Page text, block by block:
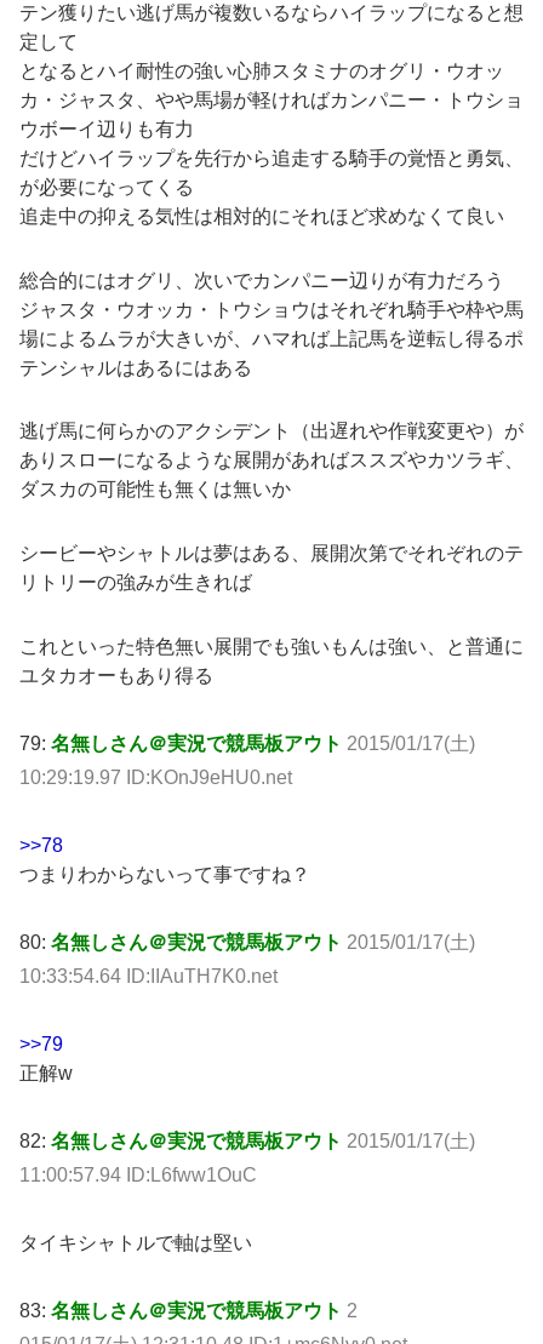
テン獲りたい逃げ馬が複数いるならハイラップになると想
定して
となるとハイ耐性の強い心肺スタミナのオグリ・ウオッ
カ・ジャスタ、やや馬場が軽ければカンパニー・トウショ
ウボーイ辺りも有力
だけどハイラップを先行から追走する騎手の覚悟と勇気、
が必要になってくる
追走中の抑える気性は相対的にそれほど求めなくて良い
総合的にはオグリ、次いでカンパニー辺りが有力だろう
ジャスタ・ウオッカ・トウショウはそれぞれ騎手や枠や馬
場によるムラが大きいが、ハマれば上記馬を逆転し得るポ
テンシャルはあるにはある
逃げ馬に何らかのアクシデント（出遅れや作戦変更や）が
ありスローになるような展開があればススズやカツラギ、
ダスカの可能性も無くは無いか
シービーやシャトルは夢はある、展開次第でそれぞれのテ
リトリーの強みが生きれば
これといった特色無い展開でも強いもんは強い、と普通に
ユタカオーもあり得る
79: 名無しさん＠実況で競馬板アウト 2015/01/17(土)
10:29:19.97 ID:KOnJ9eHU0.net
>>78
つまりわからないって事ですね？
80: 名無しさん＠実況で競馬板アウト 2015/01/17(土)
10:33:54.64 ID:IIAuTH7K0.net
>>79
正解w
82: 名無しさん＠実況で競馬板アウト 2015/01/17(土)
11:00:57.94 ID:L6fww1OuC
タイキシャトルで軸は堅い
83: 名無しさん＠実況で競馬板アウト 2